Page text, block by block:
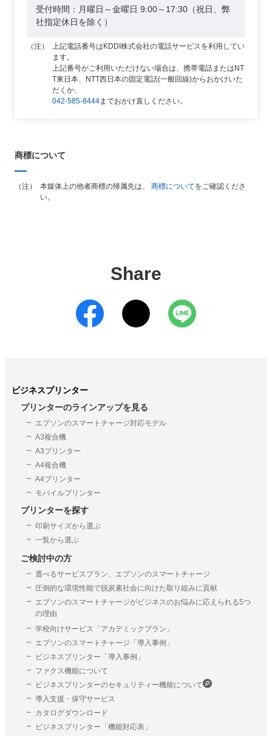
受付時間：月曜日～金曜日 9:00～17:30（祝日、弊
社指定休日を除く）
上記電話番号はKDDI株式会社の電話サービスを利用してい
ます。
上記番号がご利用いただけない場合は、携帯電話またはNT
T東日本、NTT西日本の固定電話(一般回線)からおかけいた
だくか、
042-585-8444までおかけ直しください。
商標について
本媒体上の他者商標の帰属先は、 商標についてをご確認くださ
い。
Share
ビジネスプリンター
プリンターのラインアップを見る
エプソンのスマートチャージ対応モデル
A3複合機
A3プリンター
A4複合機
A4プリンター
モバイルプリンター
プリンターを探す
印刷サイズから選ぶ
一覧から選ぶ
ご検討中の方
選べるサービスプラン、エプソンのスマートチャージ
圧倒的な環境性能で脱炭素社会に向けた取り組みに貢献
エプソンのスマートチャージがビジネスのお悩みに応えられる5つ
の理由
学校向けサービス「アカデミックプラン」
エプソンのスマートチャージ「導入事例」
ビジネスプリンター「導入事例」
ファクス機能について
ビジネスプリンターのセキュリティー機能について
導入支援・保守サービス
カタログダウンロード
ビジネスプリンター「機能対応表」